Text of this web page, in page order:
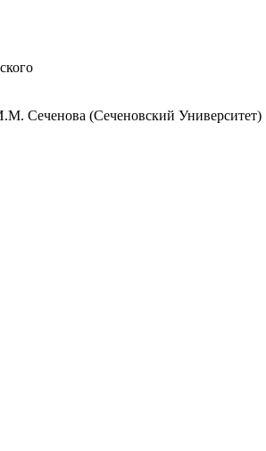
Сеченова (Сеченовский Университет)